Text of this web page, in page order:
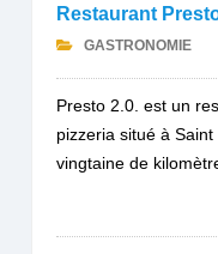
Restaurant
GASTRONOMIE
Presto 2.0. est un
pizzeria situé à
vingtaine de